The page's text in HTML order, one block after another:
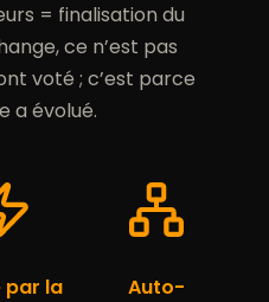
= finalisation du
ce n’est pas
voté ; c’est parce
a évolué.
par la Auto-